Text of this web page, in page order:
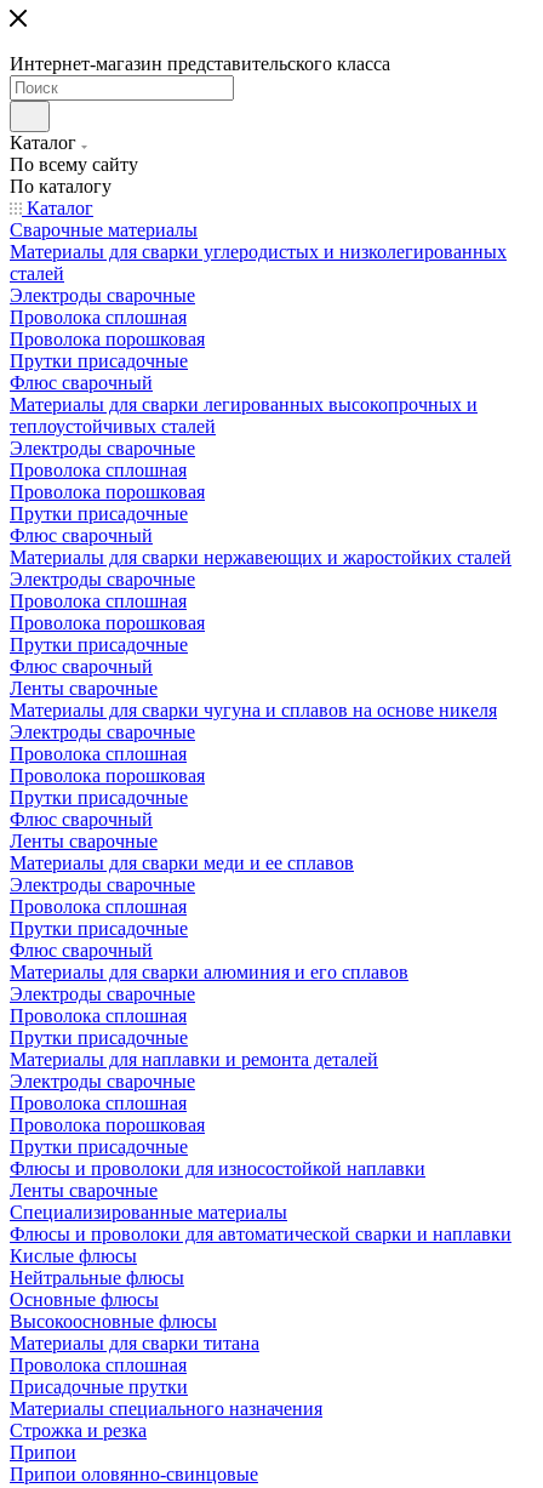
Интернет-магазин представительского класса
Каталог
По всему сайту
По каталогу
Каталог
Сварочные материалы
Материалы для сварки углеродистых и низколегированных
сталей
Электроды сварочные
Проволока сплошная
Проволока порошковая
Прутки присадочные
Флюс сварочный
Материалы для сварки легированных высокопрочных и
теплоустойчивых сталей
Электроды сварочные
Проволока сплошная
Проволока порошковая
Прутки присадочные
Флюс сварочный
Материалы для сварки нержавеющих и жаростойких сталей
Электроды сварочные
Проволока сплошная
Проволока порошковая
Прутки присадочные
Флюс сварочный
Ленты сварочные
Материалы для сварки чугуна и сплавов на основе никеля
Электроды сварочные
Проволока сплошная
Проволока порошковая
Прутки присадочные
Флюс сварочный
Ленты сварочные
Материалы для сварки меди и ее сплавов
Электроды сварочные
Проволока сплошная
Прутки присадочные
Флюс сварочный
Материалы для сварки алюминия и его сплавов
Электроды сварочные
Проволока сплошная
Прутки присадочные
Материалы для наплавки и ремонта деталей
Электроды сварочные
Проволока сплошная
Проволока порошковая
Прутки присадочные
Флюсы и проволоки для износостойкой наплавки
Ленты сварочные
Специализированные материалы
Флюсы и проволоки для автоматической сварки и наплавки
Кислые флюсы
Нейтральные флюсы
Основные флюсы
Высокоосновные флюсы
Материалы для сварки титана
Проволока сплошная
Присадочные прутки
Материалы специального назначения
Строжка и резка
Припои
Припои оловянно-свинцовые